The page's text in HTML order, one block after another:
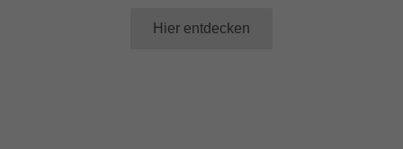
Hier entdecken